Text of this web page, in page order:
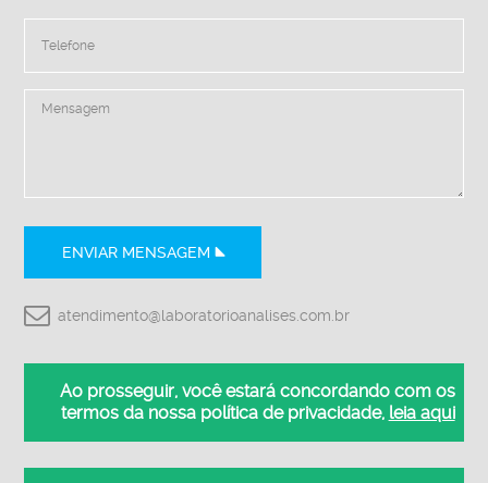
ENVIAR MENSAGEM
atendimento@laboratorioanalises.com.br
Ao prosseguir, você estará concordando com os
termos da nossa política de privacidade, leia aqui